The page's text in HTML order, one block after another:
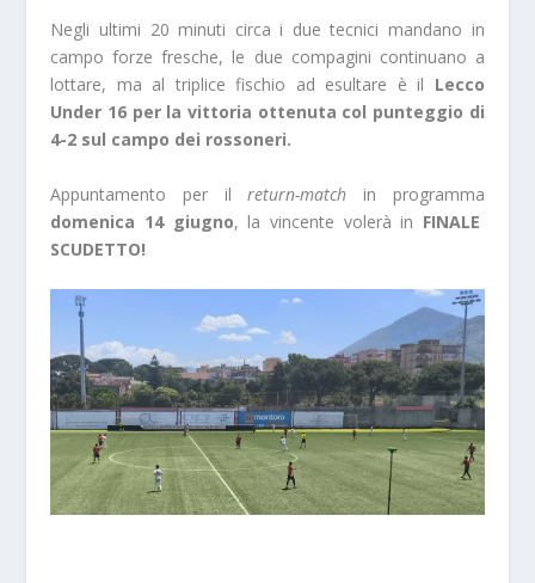
Negli ultimi 20 minuti circa i due tecnici mandano in
campo forze fresche, le due compagini continuano a
lottare, ma al triplice fischio ad esultare è il Lecco
Under 16 per la vittoria ottenuta col punteggio di
4-2 sul campo dei rossoneri.
Appuntamento per ilreturn-match in programma
domenica 14 giugno, la vincente volerà in FINALE
SCUDETTO!